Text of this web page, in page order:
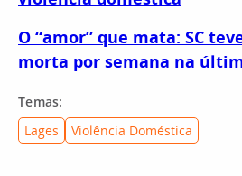
O “amor” que mata: SC
morta por semana na
Temas:
Lages
Violência Doméstica